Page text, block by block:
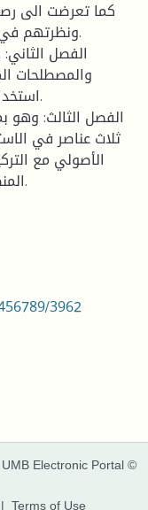
كما تعرضت الى
ونظرتهم في
الفصل
والمصطلحات
الفصل الثالث:
ثلاث عناصر في
الأصولي مع
المنطقي والأصولي وكيفية التوفيق بينهما.
3962
Electronic Portal ©
| Terms of Use